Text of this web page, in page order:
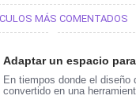
MÁS COMENTADOS
Adaptar un espacio
En tiempos donde el diseño
convertido en una